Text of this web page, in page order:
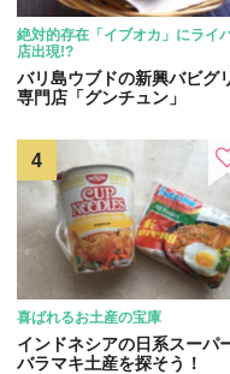
絶対的存在「イブオカ」にライ
店出現!?
バリ島ウブドの新興バビグ
専門店「グンチュン」
喜ばれるお土産の宝庫
インドネシアの日系スーパ
バラマキ土産を探そう！